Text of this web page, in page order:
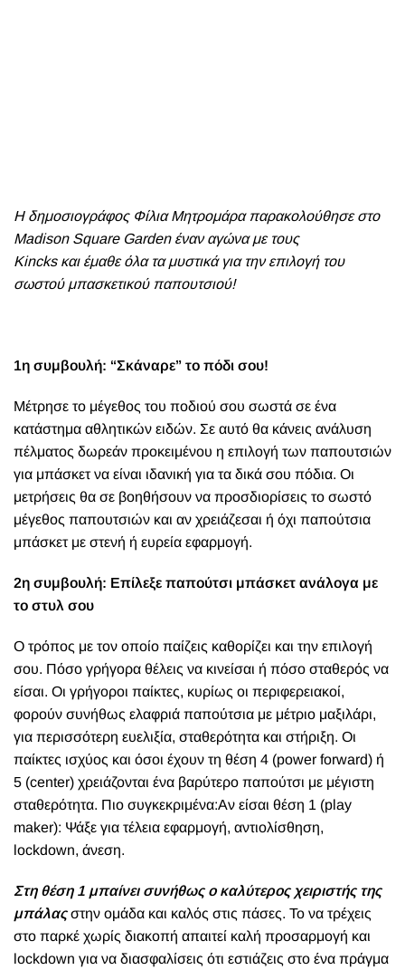
H δημοσιογράφος Φίλια Μητρομάρα παρακολούθησε στο
Madison Square Garden έναν αγώνα με τους
Kincks και έμαθε όλα τα μυστικά για την επιλογή του
σωστού μπασκετικού παπουτσιού!
1η συμβουλή: “Σκάναρε” το πόδι σου!
Μέτρησε το μέγεθος του ποδιού σου σωστά σε ένα
κατάστημα αθλητικών ειδών. Σε αυτό θα κάνεις ανάλυση
πέλματος δωρεάν προκειμένου η επιλογή των παπουτσιών
για μπάσκετ να είναι ιδανική για τα δικά σου πόδια. Οι
μετρήσεις θα σε βοηθήσουν να προσδιορίσεις το σωστό
μέγεθος παπουτσιών και αν χρειάζεσαι ή όχι παπούτσια
μπάσκετ με στενή ή ευρεία εφαρμογή.
2η συμβουλή: Επίλεξε παπούτσι μπάσκετ ανάλογα με
το στυλ σου
Ο τρόπος με τον οποίο παίζεις καθορίζει και την επιλογή
σου. Πόσο γρήγορα θέλεις να κινείσαι ή πόσο σταθερός να
είσαι. Οι γρήγοροι παίκτες, κυρίως οι περιφερειακοί,
φορούν συνήθως ελαφριά παπούτσια με μέτριο μαξιλάρι,
για περισσότερη ευελιξία, σταθερότητα και στήριξη. Οι
παίκτες ισχύος και όσοι έχουν τη θέση 4 (power forward) ή
5 (center) χρειάζονται ένα βαρύτερο παπούτσι με μέγιστη
σταθερότητα. Πιο συγκεκριμένα:Αν είσαι θέση 1 (play
maker): Ψάξε για τέλεια εφαρμογή, αντιολίσθηση,
lockdown, άνεση.
Στη θέση 1 μπαίνει συνήθως ο καλύτερος χειριστής της
μπάλαςστην ομάδα και καλός στις πάσες. Το να τρέχεις
στο παρκέ χωρίς διακοπή απαιτεί καλή προσαρμογή και
lockdown για να διασφαλίσεις ότι εστιάζεις στο ένα πράγμα